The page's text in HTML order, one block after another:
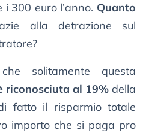
300 euro l’anno. Quanto
alla detrazione sul
solitamente questa
riconosciuta al 19% della
fatto il risparmio totale
importo che si paga pro